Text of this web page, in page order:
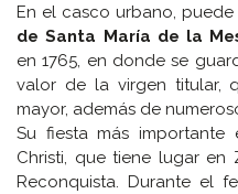
En el casco urbano, puede
de Santa María de la
en 1765, en donde se
valor de la virgen titular,
mayor, además de
Su fiesta más
Christi, que tiene lugar
Reconquista. Durante el